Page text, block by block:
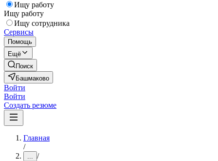
Ищу работу
Ищу работу
Ищу сотрудника
Сервисы
Помощь
Ещё
Поиск
Башмаково
Войти
Войти
Создать резюме
Главная
/
... /